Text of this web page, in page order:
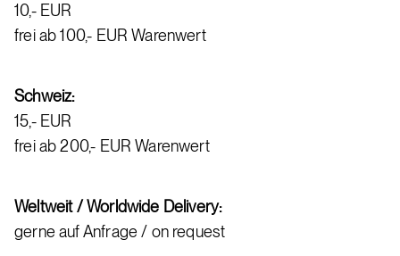
10,- EUR
frei ab 100,- EUR Wa­ren­wert
Schweiz:
15,- EUR
frei ab 200,- EUR Wa­ren­wert
Welt­weit / World­wi­de De­li­ve­ry:
ger­ne auf An­fra­ge / on re­quest